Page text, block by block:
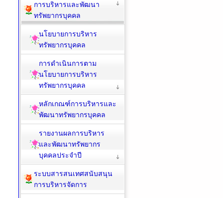
การบริหารและพัฒนา
ทรัพยากรบุคคล
นโยบายการบริหาร
ทรัพยากรบุคคล
การดำเนินการตาม
นโยบายการบริหาร
ทรัพยากรบุคคล
หลักเกณฑ์การบริหารและ
พัฒนาทรัพยากรบุคคล
รายงานผลการบริหาร
และพัฒนาทรัพยากร
บุคคลประจำปี
ระบบสารสนเทศสนับสนุน
การบริหารจัดการ